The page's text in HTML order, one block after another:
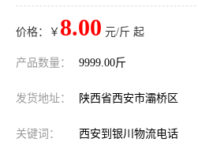
价格：￥ 8.00 元/斤 起
产品数量： 9999.00斤
发货地址： 陕西省西安市灞桥区
关键词： 西安到银川物流电话